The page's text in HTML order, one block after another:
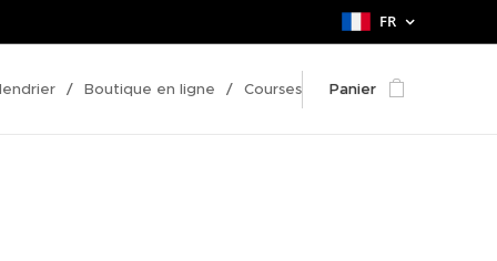
FR
Boutique en ligne Courses Panier